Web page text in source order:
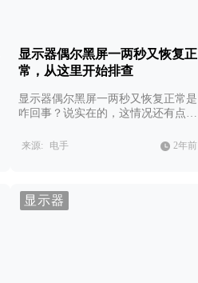
显示器偶尔黑屏一两秒又恢复正
常，从这里开始排查
显示器偶尔黑屏一两秒又恢复正常是
咋回事？说实在的，这情况还有点复
来源: 电手 2年前
显示器